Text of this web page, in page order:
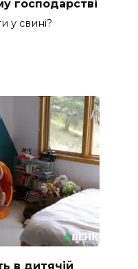
господарстві
у свині?
в дитячій